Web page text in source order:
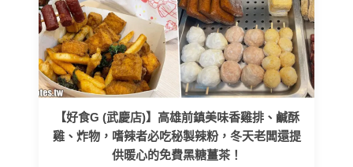
【好食G (武慶店)】高雄前鎮美味香雞排、鹹酥
雞、炸物，嗜辣者必吃秘製辣粉，冬天老闆還提
供暖心的免費黑糖薑茶！